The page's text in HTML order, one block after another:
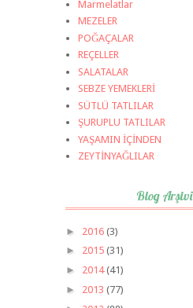
Marmelatlar
MEZELER
POĞAÇALAR
REÇELLER
SALATALAR
SEBZE YEMEKLERİ
SÜTLÜ TATLILAR
ŞURUPLU TATLILAR
YAŞAMIN İÇİNDEN
ZEYTİNYAĞLILAR
Blog Arşivi
► 2016 (3)
► 2015 (31)
► 2014(41)
► 2013 (77)